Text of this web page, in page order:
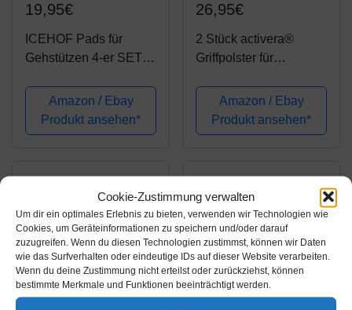
Cookie-Zustimmung verwalten
Um dir ein optimales Erlebnis zu bieten, verwenden wir Technologien wie
Cookies, um Geräteinformationen zu speichern und/oder darauf
zuzugreifen. Wenn du diesen Technologien zustimmst, können wir Daten
wie das Surfverhalten oder eindeutige IDs auf dieser Website verarbeiten.
Wenn du deine Zustimmung nicht erteilst oder zurückziehst, können
bestimmte Merkmale und Funktionen beeinträchtigt werden.
19,95€
ICEHOF Pads für
Gehstützen 4-er SET -
Unterarmgehstütze -
Zubehör Polster gegen
Reibung Druck -
Amazon / Ebay
Produkt ansehen*
26,95€
2 Stück activera®
Griffpolster für
Krücken Gehhilfen mit
anatomischen Griff
Amazon / Ebay
Produkt ansehen*